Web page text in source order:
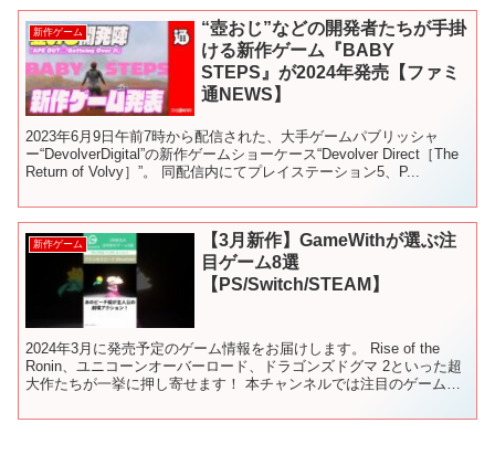
新作ゲーム
“壺おじ”などの開発者たちが手掛
ける新作ゲーム『BABY
STEPS』が2024年発売【ファミ
通NEWS】
2023年6月9日午前7時から配信された、大手ゲームパブリッシャ
ー“DevolverDigital”の新作ゲームショーケース“Devolver Direct［The
Return of Volvy］”。 同配信内にてプレイステーション5、P...
新作ゲーム
【3月新作】GameWithが選ぶ注
目ゲーム8選
【PS/Switch/STEAM】
2024年3月に発売予定のゲーム情報をお届けします。 Rise of the
Ronin、ユニコーンオーバーロード、ドラゴンズドグマ 2といった超
大作たちが一挙に押し寄せます！ 本チャンネルでは注目のゲーム情